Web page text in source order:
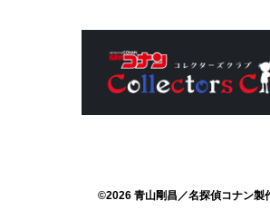
©2026 青山剛昌／名探偵コナン製